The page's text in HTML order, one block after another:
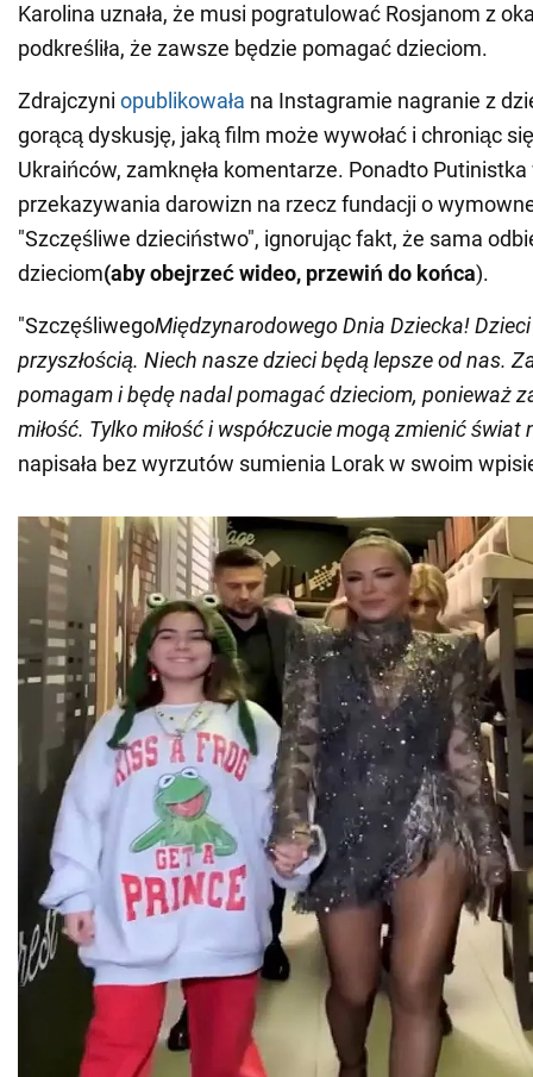
Karolina uznała, że musi pogratulować Rosjanom z
podkreśliła, że zawsze będzie pomagać dzieciom.
Zdrajczyni opublikowała na Instagramie nagranie z
gorącą dyskusję, jaką film może wywołać i chroniąc
Ukraińców, zamknęła komentarze. Ponadto Putinistka
przekazywania darowizn na rzecz fundacji o
"Szczęśliwe dzieciństwo", ignorując fakt, że sama
dzieciom(aby obejrzeć wideo, przewiń do końca).
"SzczęśliwegoMiędzynarodowego Dnia Dziecka!
przyszłością. Niech nasze dzieci będą lepsze od nas.
pomagam i będę nadal pomagać dzieciom, ponieważ
miłość. Tylko miłość i współczucie mogą zmienić świat
napisała bez wyrzutów sumienia Lorak w swoim